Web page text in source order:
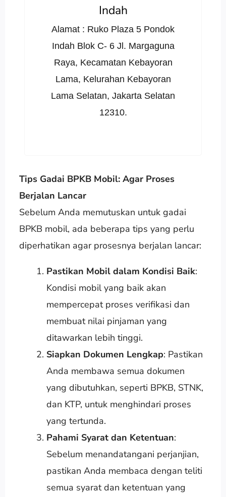
Indah
Alamat : Ruko Plaza 5 Pondok
Indah Blok C- 6 Jl. Margaguna
Raya, Kecamatan Kebayoran
Lama, Kelurahan Kebayoran
Lama Selatan, Jakarta Selatan
12310.
Tips Gadai BPKB Mobil: Agar Proses
Berjalan Lancar
Sebelum Anda memutuskan untuk gadai
BPKB mobil, ada beberapa tips yang perlu
diperhatikan agar prosesnya berjalan lancar:
Pastikan Mobil dalam Kondisi Baik:
Kondisi mobil yang baik akan
mempercepat proses verifikasi dan
membuat nilai pinjaman yang
ditawarkan lebih tinggi.
Siapkan Dokumen Lengkap: Pastikan
Anda membawa semua dokumen
yang dibutuhkan, seperti BPKB, STNK,
dan KTP, untuk menghindari proses
yang tertunda.
Pahami Syarat dan Ketentuan:
Sebelum menandatangani perjanjian,
pastikan Anda membaca dengan teliti
semua syarat dan ketentuan yang